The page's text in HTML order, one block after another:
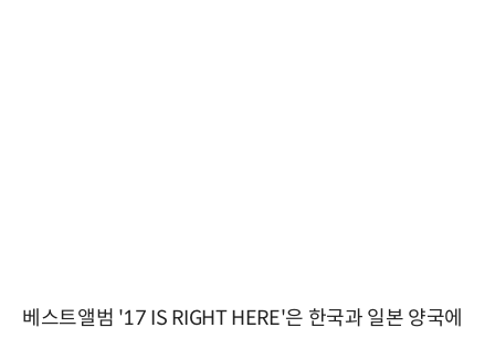
베스트앨범 '17 IS RIGHT HERE'은 한국과 일본 양국에